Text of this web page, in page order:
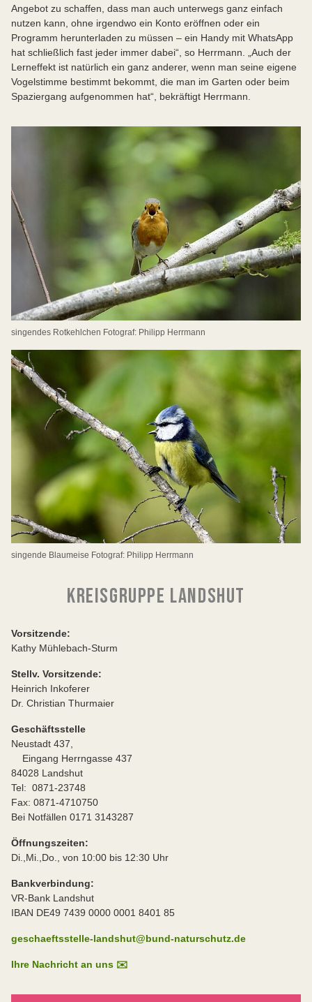
Angebot zu schaffen, dass man auch unterwegs ganz einfach
nutzen kann, ohne irgendwo ein Konto eröffnen oder ein
Programm herunterladen zu müssen – ein Handy mit WhatsApp
hat schließlich fast jeder immer dabei“, so Herrmann. „Auch der
Lerneffekt ist natürlich ein ganz anderer, wenn man seine eigene
Vogelstimme bestimmt bekommt, die man im Garten oder beim
Spaziergang aufgenommen hat“, bekräftigt Herrmann.
singendes Rotkehlchen Fotograf: Philipp Herrmann
singende Blaumeise Fotograf: Philipp Herrmann
KREISGRUPPE LANDSHUT
Vorsitzende:
Kathy Mühlebach-Sturm
Stellv. Vorsitzende:
Heinrich Inkoferer
Dr. Christian Thurmaier
Geschäftsstelle
Neustadt 437,
Eingang Herrngasse 437
84028 Landshut
Tel: 0871-23748
Fax: 0871-4710750
Bei Notfällen 0171 3143287
Öffnungszeiten:
Di.,Mi.,Do., von 10:00 bis 12:30 Uhr
Bankverbindung:
VR-Bank Landshut
IBAN DE49 7439 0000 0001 8401 85
geschaeftsstelle-landshut@bund-naturschutz.de
Ihre Nachricht an uns ✉️